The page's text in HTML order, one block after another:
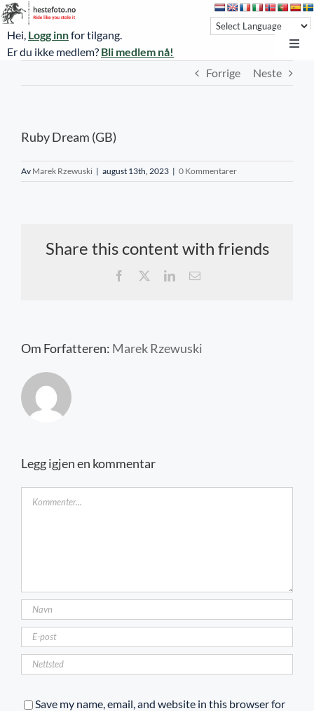
Skip
to
content
Hei, Logg innfor tilgang.
Er du ikke medlem? Bli medlem nå!
Øvrevoll treningsdager
NoARK
Forrige Neste
Ruby Dream (GB)
Av Marek Rzewuski | august 13th, 2023 | 0 Kommentarer
Share this content with friends
Facebook LinkedIn
E-
Om Forfatteren: Marek Rzewuski
Legg igjen en kommentar
Save my name, email, and website in this browser for